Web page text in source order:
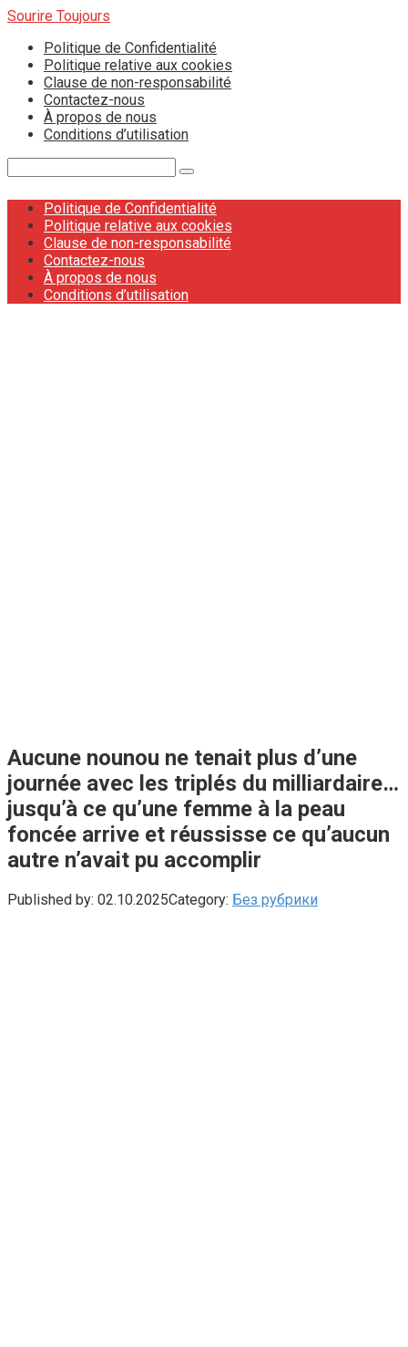
Skip
content
Sourire Toujours
Politique de Confidentialité
Politique relative aux cookies
Clause de non-responsabilité
Contactez-nous
À propos de nous
Conditions d’utilisation
Politique de Confidentialité
Politique relative aux cookies
Clause de non-responsabilité
Contactez-nous
À propos de nous
Conditions d’utilisation
Aucune nounou ne tenait plus d’une
journée avec les triplés du milliardaire…
jusqu’à ce qu’une femme à la peau
foncée arrive et réussisse ce qu’aucun
autre n’avait pu accomplir
Published by: 02.10.2025Category: Без рубрики